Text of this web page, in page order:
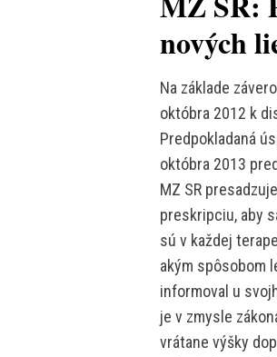
nových
Na základe
októbra 2012 k
Predpokladaná
októbra 2013
MZ SR
preskripciu, aby
sú v každej
akým spôsobom
informoval u
je v zmysle
vrátane výšky